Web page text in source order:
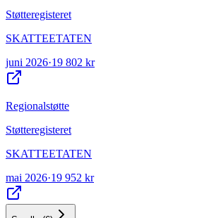
Støtteregisteret
SKATTEETATEN
juni 2026·19 802 kr
Regionalstøtte
Støtteregisteret
SKATTEETATEN
mai 2026·19 952 kr